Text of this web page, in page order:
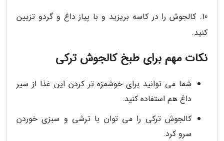
10. کالجوش را در کاسه بریزید و با پیاز داغ و گردو تزیین
کنید.
نکات مهم برای طبخ کالجوش ترکی
شما می توانید برای خوشمزه تر کردن این غذا از سیر
داغ هم استفاده کنید.
کالجوش ترکی را می توان با ترشی و سبزی خوردن
سرو کرد.